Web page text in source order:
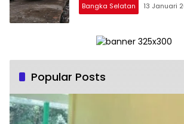
Bangka Selatan 13 Januari
Popular Posts